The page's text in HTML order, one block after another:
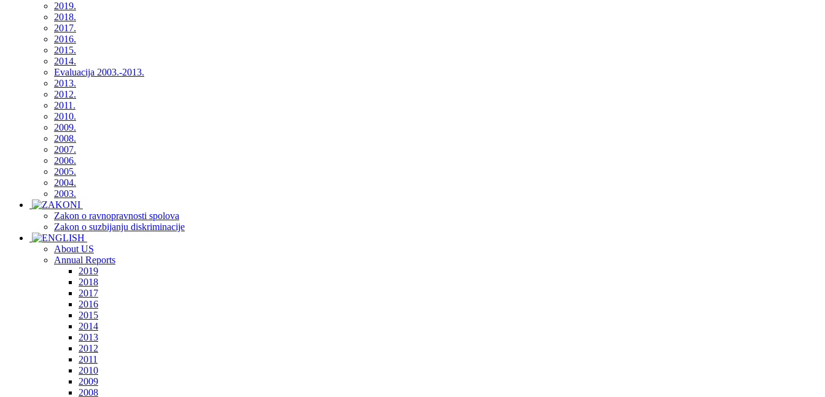
2019.
2018.
2017.
2016.
2015.
2014.
Evaluacija 2003.-2013.
2013.
2012.
2011.
2010.
2009.
2008.
2007.
2006.
2005.
2004.
2003.
Zakon o ravnopravnosti spolova
Zakon o suzbijanju diskriminacije
About US
Annual Reports
2019
2018
2017
2016
2015
2014
2013
2012
2011
2010
2009
2008